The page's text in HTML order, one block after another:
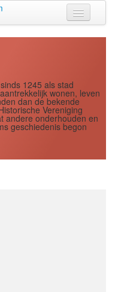
1245 als stad
wonen, leven
dan de bekende
Vereniging
andere onderhouden en
geschiedenis begon
Jaar
Maand